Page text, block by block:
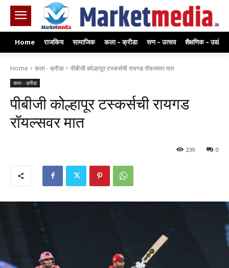
Home राजकिय सामाजिक कला – क्रीडा सण – उत्सव शैक्षणिक – उद्योग
Home कला - क्रीडा पीबीजी कोल्हापूर टस्कर्सची रायगड रॉयल्सवर मात
कला - क्रीडा
पीबीजी कोल्हापूर टस्कर्सची रायगड
रॉयल्सवर मात
0
239